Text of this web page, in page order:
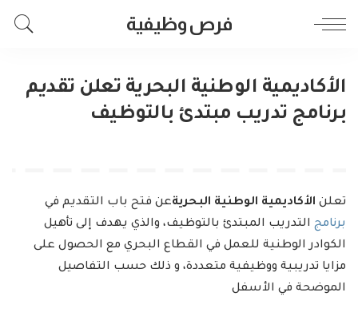
فرص وظيفية
الأكاديمية الوطنية البحرية تعلن تقديم
برنامج تدريب مبتدئ بالتوظيف
تعلن الأكاديمية الوطنية البحريةعن فتح باب التقديم في
برنامج التدريب المبتدئ بالتوظيف، والذي يهدف إلى تأهيل
الكوادر الوطنية للعمل في القطاع البحري مع الحصول على
مزايا تدريبية ووظيفية متعددة، و ذلك حسب التفاصيل
الموضحة في الأسفل